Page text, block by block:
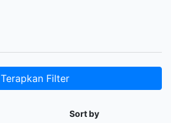
Terapkan Filter
Sort by